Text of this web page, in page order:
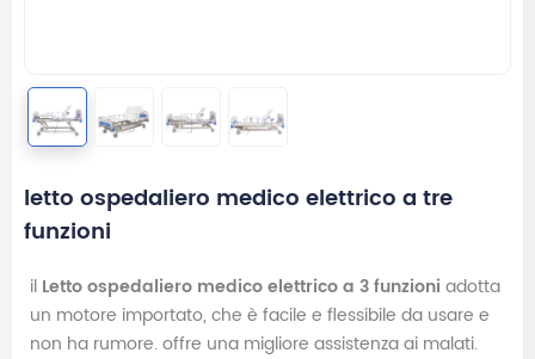
letto ospedaliero medico elettrico a tre
funzioni
il Letto ospedaliero medico elettrico a 3 funzioni adotta
un motore importato, che è facile e flessibile da usare e
non ha rumore. offre una migliore assistenza ai malati.